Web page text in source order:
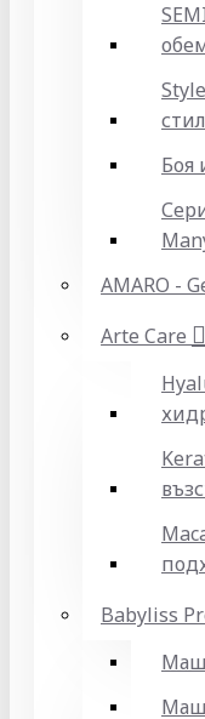
Боя
AMARO -
Arte Care
Babyliss